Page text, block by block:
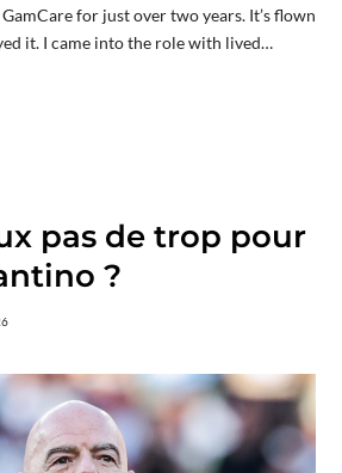
for just over two years. It’s flown
it. I came into the role with lived…
pas de trop pour
?